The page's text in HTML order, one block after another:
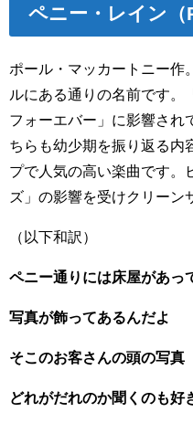
ペニー・レイン
ポール・マッカートニー作
ルにある通りの名前です。
フォーエバー」に影響され
ちらも幼少期を振り返る内
プで人気の高い楽曲です。
ズ」の影響を受けクリーン
（以下和訳）
ペニー通りには床屋があっ
写真が飾ってあるんだよ
そこのお客さんの頭の写真
どれがだれのか聞くのも好